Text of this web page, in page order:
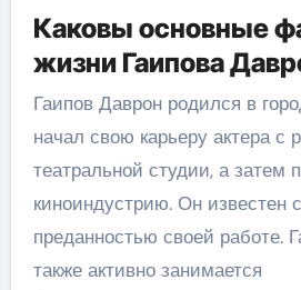
Каковы основные
жизни Гаипова
Гаипов Даврон родился в
начал свою карьеру актера с
театральной студии, а затем
киноиндустрию. Он известен
преданностью своей работе.
также активно занимается